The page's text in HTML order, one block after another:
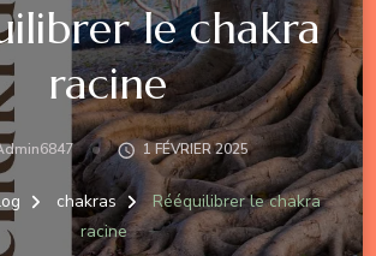
le chakra
racine
1 FÉVRIER 2025
chakras
Rééquilibrer le chakra
racine